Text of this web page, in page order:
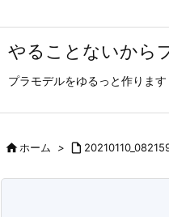
やることないから
プラモデルをゆるっと作ります
ホーム > 